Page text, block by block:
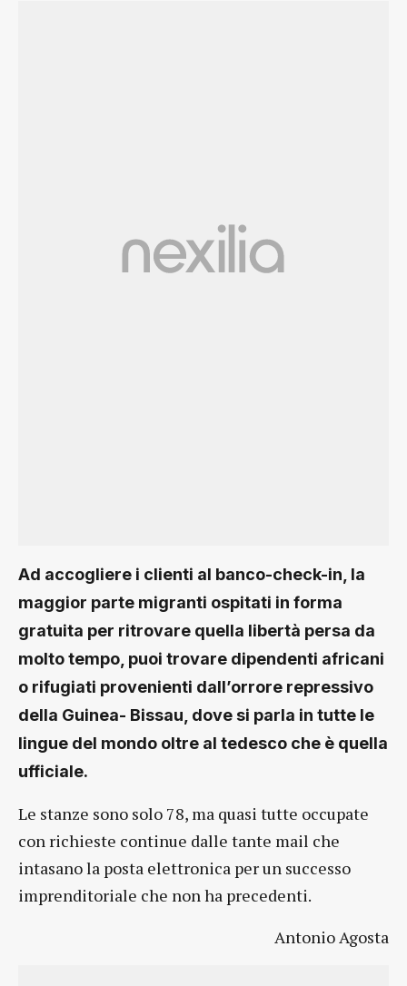
Ad accogliere i clienti al banco-check-in, la
maggior parte migranti ospitati in forma
gratuita per ritrovare quella libertà persa da
molto tempo, puoi trovare dipendenti africani
o rifugiati provenienti dall’orrore repressivo
della Guinea- Bissau, dove si parla in tutte le
lingue del mondo oltre al tedesco che è quella
ufficiale.
Le stanze sono solo 78, ma quasi tutte occupate
con richieste continue dalle tante mail che
intasano la posta elettronica per un successo
imprenditoriale che non ha precedenti.
Antonio Agosta